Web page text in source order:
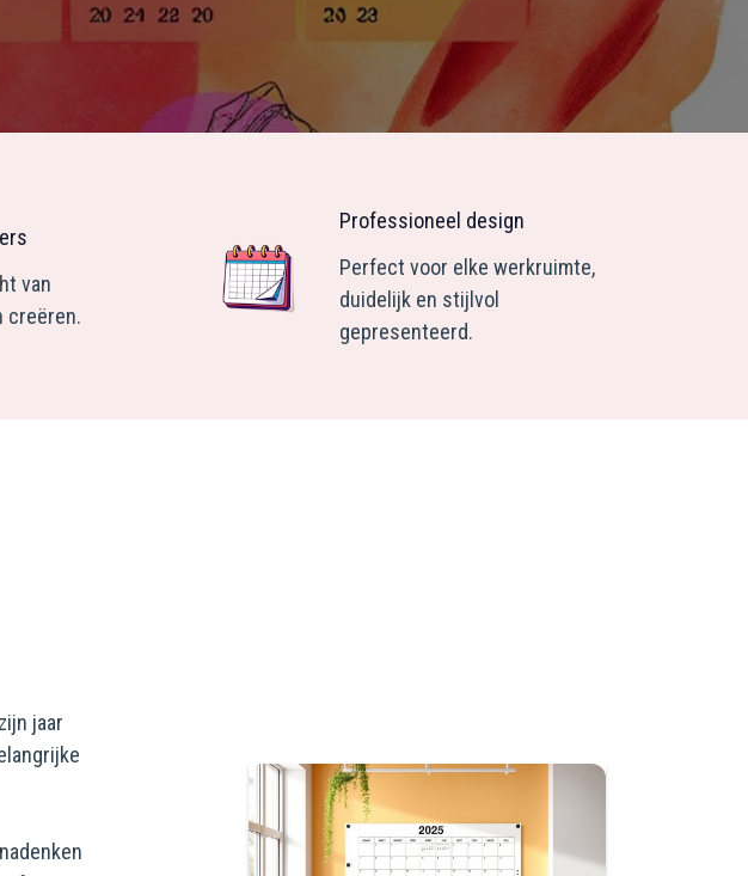
van
creëren.
Professioneel design
Perfect voor elke werkruimte,
duidelijk en stijlvol
gepresenteerd.
jaar